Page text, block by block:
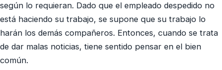
según lo requieran. Dado que el empleado despedido no
está haciendo su trabajo, se supone que su trabajo lo
harán los demás compañeros. Entonces, cuando se trata
de dar malas noticias, tiene sentido pensar en el bien
común.